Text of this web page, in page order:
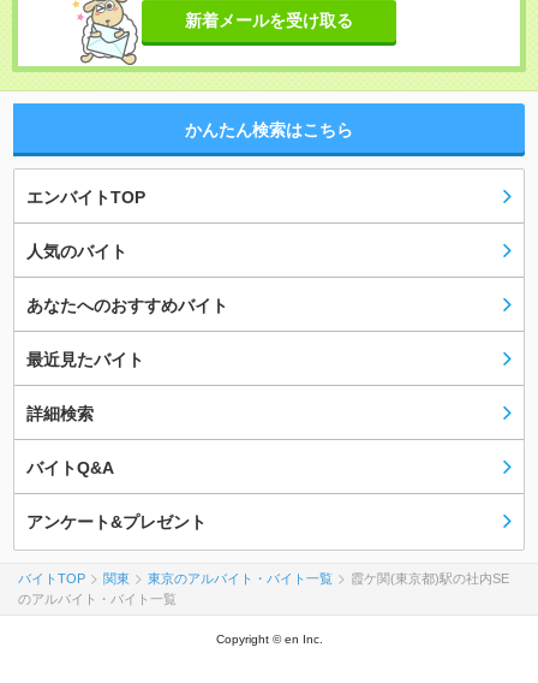
新着メールを受け取る
かんたん検索はこちら
エンバイトTOP
人気のバイト
あなたへのおすすめバイト
最近見たバイト
詳細検索
バイトQ&A
アンケート&プレゼント
バイトTOP 関東 東京のアルバイト・バイト一覧
霞ケ関(東京都)駅の社内SE
のアルバイト・バイト一覧
Copyright © en Inc.